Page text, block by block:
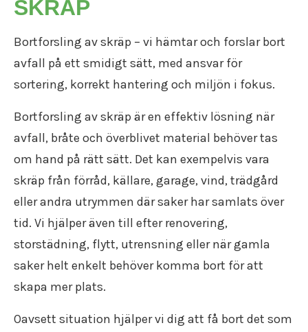
Flyttfirma Katrineholm
Flyttfirma Valdemarsvik
Flyttfirma Vadstena
Flyttfirma Jönköping
Flyttfirma Arboga
Flyttfirma Askersund
Flyttfirma Boxholm
Flyttfirma Eksjö
Flyttfirma Enköping
Flyttfirma Europa
Flyttfirma Fagersta
Flyttfirma Fjugesta
Flyttfirma Flen
Flyttfirma Gränna
Flyttstädning Oxelösund
Flyttstädning Gnesta
Flyttstädning Flen
Flyttstädning Järna
Flyttstädning Nykvarn
Flyttstädning Torshälla
Flyttstädning Kolmården
Flyttstädning Åtvidaberg
Flyttstädning Borensberg
Flyttstädning Mariefred
Flyttstädning Vingåker
Flyttstädning Ödeshög
Flyttstädning Östergötland
Återvinning
Flyttpackning
Flyttkartonger
Byggstädning
Kontorsstädning
Slutstädning
Transportföretag
Flytt försäkring
Kollektivavtal
Anslut ditt företag
Nyheter
SKRÄP
Bortforsling av skräp – vi hämtar och forslar bort
avfall på ett smidigt sätt, med ansvar för
sortering, korrekt hantering och miljön i fokus.
Bortforsling av skräp är en effektiv lösning när
avfall, bråte och överblivet material behöver tas
om hand på rätt sätt. Det kan exempelvis vara
skräp från förråd, källare, garage, vind, trädgård
eller andra utrymmen där saker har samlats över
tid. Vi hjälper även till efter renovering,
storstädning, flytt, utrensning eller när gamla
saker helt enkelt behöver komma bort för att
skapa mer plats.
Oavsett situation hjälper vi dig att få bort det som